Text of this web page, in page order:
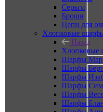
Серьги
Броши
Цепи для
Хлопковые
Назад
Хлопковые
Шарфы
Шарфы
Шарфы
Шарфы
Шарфы
Шарфы